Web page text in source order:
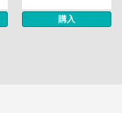
購入